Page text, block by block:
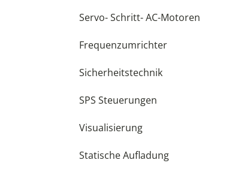
Servo- Schritt- AC-Motoren
Frequenzumrichter
Sicherheitstechnik
SPS Steuerungen
Visualisierung
Statische Aufladung